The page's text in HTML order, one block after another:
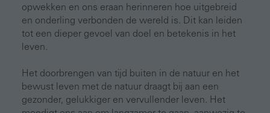
opwekken en ons eraan herinneren hoe uitgebreid
en onderling verbonden de wereld is. Dit kan leiden
tot een dieper gevoel van doel en betekenis in het
leven.
Het doorbrengen van tijd buiten in de natuur en het
bewust leven met de natuur draagt bij aan een
gezonder, gelukkiger en vervullender leven. Het